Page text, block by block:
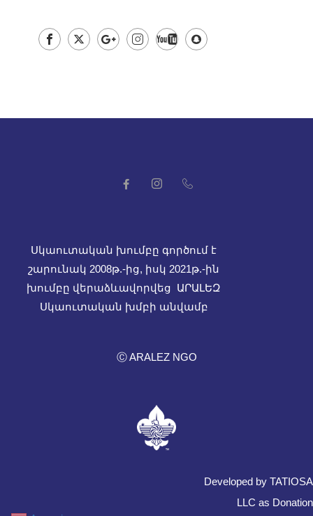
Սկաուտական խումբը գործում է
շարունակ 2008թ.-ից, իսկ 2021թ.-ին
խումբը վերաձևավորվեց ԱՐԱԼԵԶ
Սկաուտական խմբի անվամբ
Ⓒ ARALEZ NGO
Developed by TATIOSA
LLC as Donation